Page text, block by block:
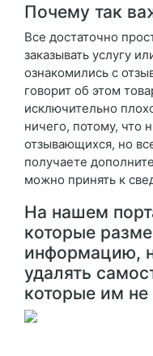
Почему так
Все достаточно
заказывать услугу
ознакомились с
говорит об этом
исключительно
ничего, потому, что
отзывающихся, но
получаете
можно принять к
На нашем
которые
информацию,
удалять
которые им не